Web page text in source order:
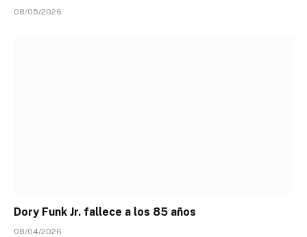
08/05/2026
Dory Funk Jr. fallece a los 85 años
08/04/2026